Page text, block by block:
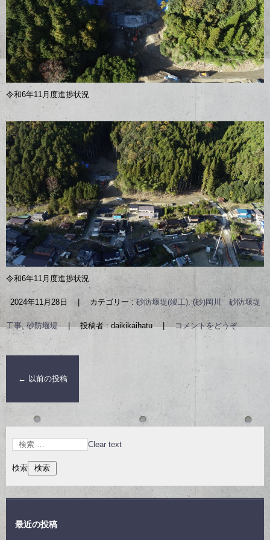
令和6年11月度進捗状況
令和6年11月度進捗状況
2024年11月28日 | カテゴリー :砂防堰堤(竣工), (砂)岡川 砂防堰堤
工事,砂防堰堤 | 投稿者 : daikikaihatu | コメントをどうぞ
← 以前の投稿
Clear text
検索
最近の投稿